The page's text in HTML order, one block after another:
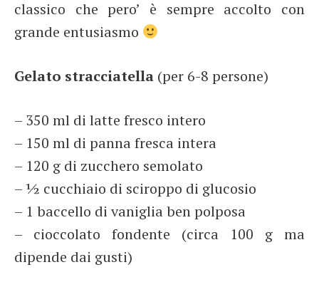
classico che pero’ è sempre accolto con
grande entusiasmo
Gelato stracciatella (per 6-8 persone)
– 350 ml di latte fresco intero
– 150 ml di panna fresca intera
– 120 g di zucchero semolato
– ½ cucchiaio di sciroppo di glucosio
– 1 baccello di vaniglia ben polposa
– cioccolato fondente (circa 100 g ma
dipende dai gusti)